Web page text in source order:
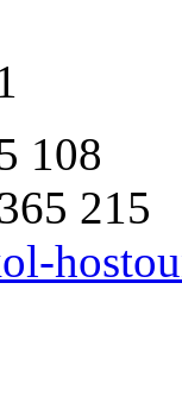
108
215